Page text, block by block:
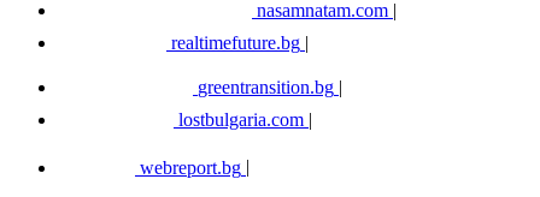
nasamnatam.com |
realtimefuture.bg |
greentransition.bg |
lostbulgaria.com |
webreport.bg